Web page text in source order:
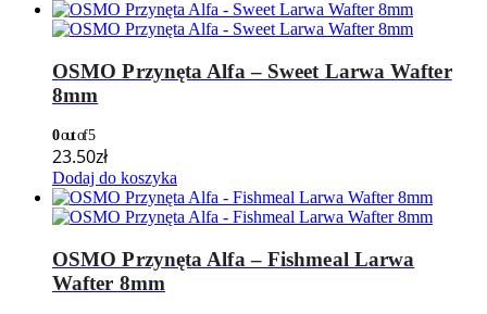
OSMO Przynęta Alfa – Sweet Larwa Wafter
8mm
0out of 5
23.50zł
Dodaj do koszyka
OSMO Przynęta Alfa – Fishmeal Larwa
Wafter 8mm